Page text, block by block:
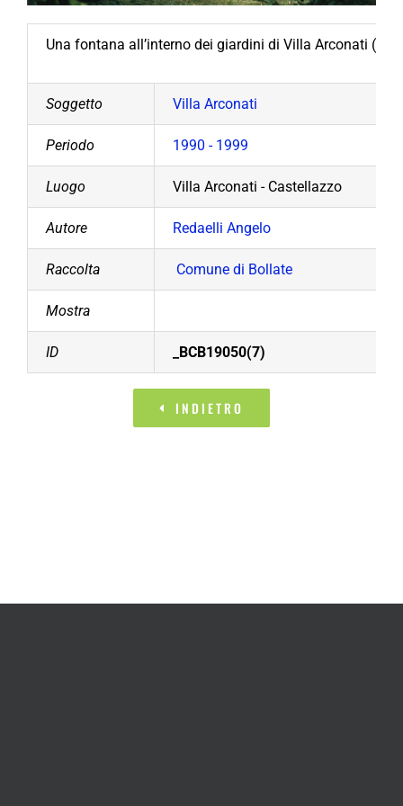
Una fontana all’interno dei giardini di Villa Arconati
Soggetto Villa Arconati
Periodo 1990 - 1999
Luogo Villa Arconati - Castellazzo
Autore Redaelli Angelo
Raccolta Comune di Bollate
Mostra
ID _BCB19050(7)
INDIETRO